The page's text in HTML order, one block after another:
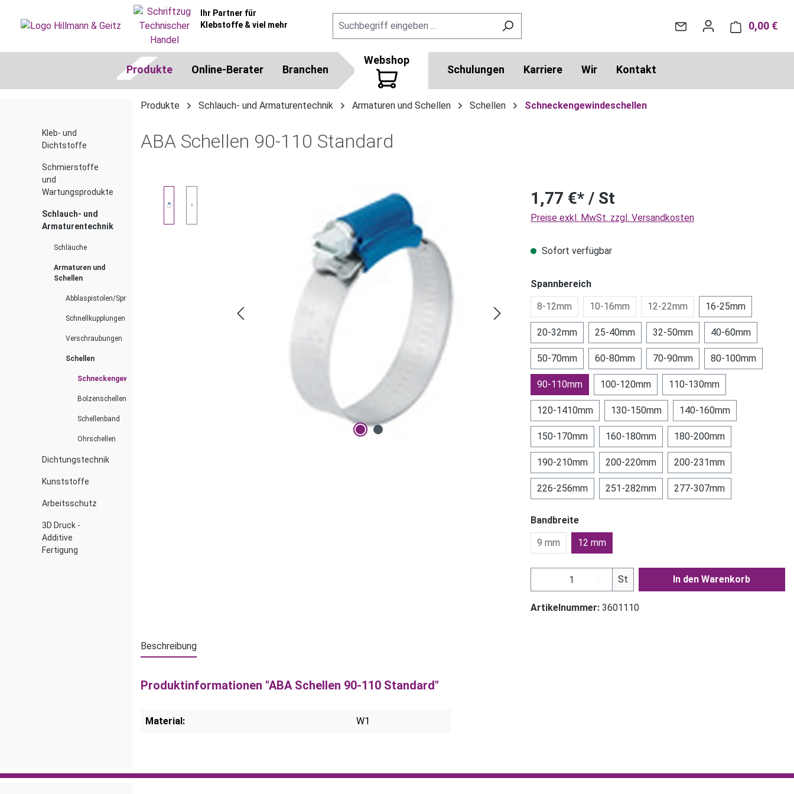
Zur Hauptnavigation springen
Ihr Partner für
Klebstoffe & viel mehr
0,00 €
Produkte Online-Berater Branchen
Webshop
Schulungen Karriere Wir Kontakt
Kleb- und
Dichtstoffe
Schmierstoffe
und
Wartungsprodukte
Schlauch- und
Armaturentechnik
Schläuche
Armaturen und
Schellen
Abblaspistolen/Spritzdüsen
Schnellkupplungen
Verschraubungen
Schellen
Schneckengewindeschellen
Bolzenschellen
Schellenband
Ohrschellen
Dichtungstechnik
Kunststoffe
Arbeitsschutz
3D Druck -
Additive
Fertigung
Produkte Schlauch- und Armaturentechnik Armaturen und Schellen Schellen Schneckengewindeschellen
ABA Schellen 90-110 Standard
1,77 €* / St
Preise exkl. MwSt. zzgl. Versandkosten
Sofort verfügbar
Spannbereich
8-12mm
10-16mm 12-22mm 16-25mm
20-32mm 25-40mm 32-50mm 40-60mm
50-70mm 60-80mm 70-90mm 80-100mm
90-110mm 100-120mm 110-130mm
120-1410mm 130-150mm 140-160mm
150-170mm 160-180mm 180-200mm
190-210mm 200-220mm 200-231mm
226-256mm 251-282mm 277-307mm
Bandbreite
9 mm
12 mm
Produkt Anzahl: Gib den gewünschten
St In den Warenkorb
Artikelnummer: 3601110
Beschreibung
Produktinformationen "ABA Schellen 90-110 Standard"
Material: W1